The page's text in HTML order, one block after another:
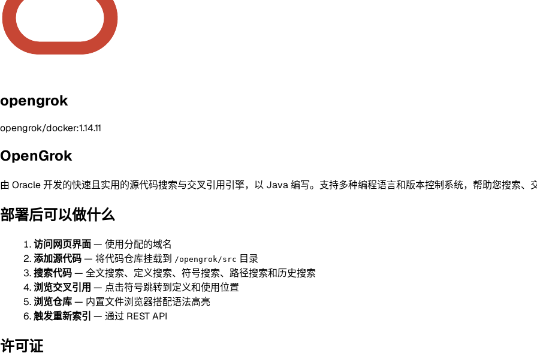
opengrok
opengrok/docker:1.14.11
OpenGrok
由 Oracle 开发的快速且实用的源代码搜索与交叉引用引擎，以 Java 编写。支持多种编程语言和版本控制系统，帮助您搜索、
部署后可以做什么
访问网页界面— 使用分配的域名
添加源代码— 将代码仓库挂载到 /opengrok/src 目录
搜索代码— 全文搜索、定义搜索、符号搜索、路径搜索和历史搜索
浏览交叉引用 — 点击符号跳转到定义和使用位置
浏览仓库— 内置文件浏览器搭配语法高亮
触发重新索引 — 通过 REST API
许可证